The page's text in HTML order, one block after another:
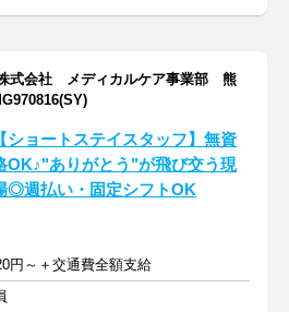
式会社 メディカルケア事業部 熊
【ショートステイスタッフ】無資
OK♪"ありがとう"が飛び交う現
◎週払い・固定シフトOK
円～＋交通費全額支給